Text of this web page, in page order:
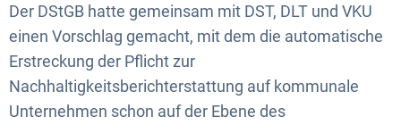
Der DStGB hatte gemeinsam mit DST, DLT und VKU
einen Vorschlag gemacht, mit dem die automatische
Erstreckung der Pflicht zur
Nachhaltigkeitsberichterstattung auf kommunale
Unternehmen schon auf der Ebene des